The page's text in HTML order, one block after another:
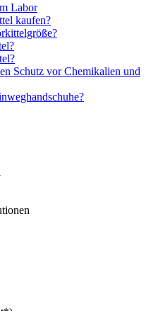
Labor
kaufen?
Schutz vor Chemikalien und